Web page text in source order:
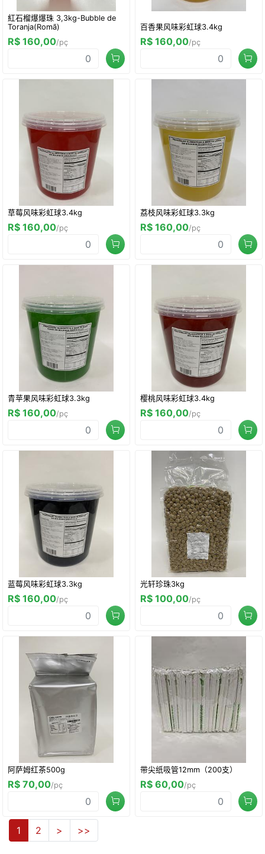
紅石榴爆爆珠 3,3kg-Bubble de
Toranja(Romã)
R$ 160,00/pç
百香果风味彩虹球3.4kg
R$ 160,00/pç
草莓风味彩虹球3.4kg
R$ 160,00/pç
荔枝风味彩虹球3.3kg
R$ 160,00/pç
青苹果风味彩虹球3.3kg
R$ 160,00/pç
樱桃风味彩虹球3.4kg
R$ 160,00/pç
蓝莓风味彩虹球3.3kg
R$ 160,00/pç
光轩珍珠3kg
R$ 100,00/pç
阿萨姆红茶500g
R$ 70,00/pç
带尖纸吸管12mm（200支）
R$ 60,00/pç
1 2 > >>